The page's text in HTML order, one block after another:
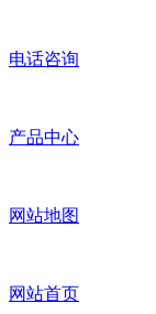
电话咨询
产品中心
网站地图
网站首页